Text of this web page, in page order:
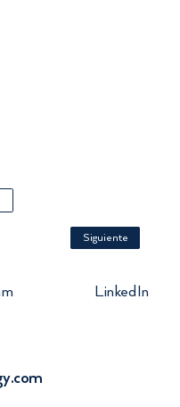
Siguiente
LinkedIn